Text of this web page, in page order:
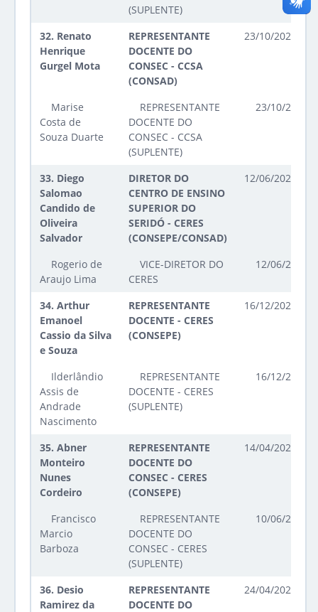
(SUPLENTE)
32. Renato
Henrique
Gurgel Mota
REPRESENTANTE
DOCENTE DO
CONSEC - CCSA
(CONSAD)
23/10/2025 até
Marise
Costa de
Souza Duarte
REPRESENTANTE
DOCENTE DO
CONSEC - CCSA
(SUPLENTE)
23/10/2025
33. Diego
Salomao
Candido de
Oliveira
Salvador
DIRETOR DO
CENTRO DE ENSINO
SUPERIOR DO
SERIDÓ - CERES
(CONSEPE/CONSAD)
12/06/2023 até
Rogerio de
Araujo Lima
VICE-DIRETOR DO
CERES
12/06/2023
34. Arthur
Emanoel
Cassio da Silva
e Souza
REPRESENTANTE
DOCENTE - CERES
(CONSEPE)
16/12/2025 até
Ilderlândio
Assis de
Andrade
Nascimento
REPRESENTANTE
DOCENTE - CERES
(SUPLENTE)
16/12/2025
35. Abner
Monteiro
Nunes
Cordeiro
REPRESENTANTE
DOCENTE DO
CONSEC - CERES
(CONSEPE)
14/04/2026 até
Francisco
Marcio
Barboza
REPRESENTANTE
DOCENTE DO
CONSEC - CERES
(SUPLENTE)
10/06/2025
36. Desio
Ramirez da
REPRESENTANTE
DOCENTE DO
24/04/2025 até